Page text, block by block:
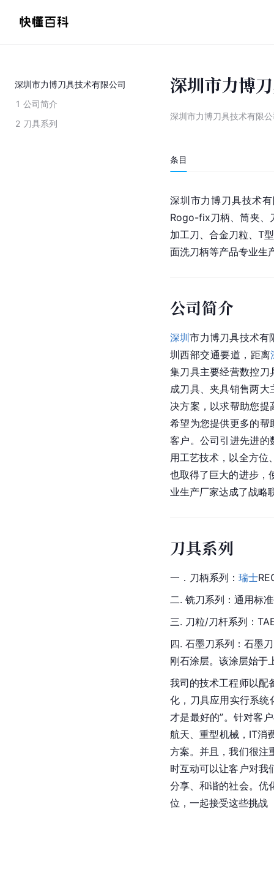
深圳市力博刀具技术有限公司
1 公司简介
2 刀具系列
深圳市力博
深圳市力博刀具技术有限
条目
深圳市力博刀具技术
Rogo-fix刀柄、筒夹、
加工刀、合金刀粒、T
面洗刀柄等产品专业生
公司简介
深圳市力博刀具技术有
圳西部交通要道，距离
集刀具主要经营数控刀
成刀具、夹具销售两
决方案，以求帮助您
希望为您提供更多的帮
客户。公司引进先进的
用工艺技术，以全方位
也取得了巨大的进步，
业生产厂家达成了战略
刀具系列
一．刀柄系列： 瑞士
二. 铣刀系列：通用标
三. 刀粒/刀杆系列：
四. 石墨刀系列：石墨
刚石涂层。该涂层始于
我司的技术工程师以配
化，刀具应用实行系统
才是最好的”。针对客
航天、重型机械，IT消
方案。并且，我们很注
时互动可以让客户对我
分享、和谐的社会。优
位，一起接受这些挑战